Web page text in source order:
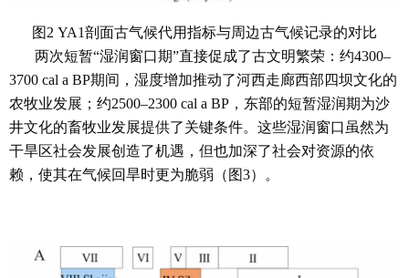
图2 YA1剖面古气候代用指标与周边古气候记录的对比
两次短暂“湿润窗口期”直接促成了古文明繁荣：约4300–
3700 cal a BP期间，湿度增加推动了河西走廊西部四坝文化的
农牧业发展；约2500–2300 cal a BP，东部的短暂湿润期为沙
井文化的畜牧业发展提供了关键条件。这些湿润窗口虽然为
干旱区社会发展创造了机遇，但也加深了社会对资源的依
赖，使其在气候回旱时更为脆弱（图3）。